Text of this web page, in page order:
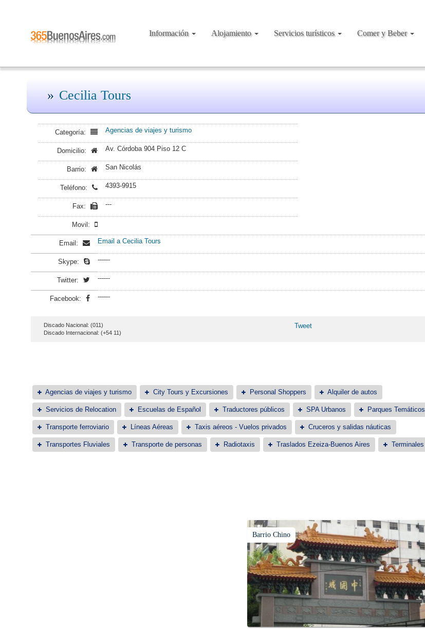
Información Alojamiento Servicios turísticos Comer y Beber
Cecilia Tours
Categoría: Agencias de viajes y turismo
Domicilio: Av. Córdoba 904 Piso 12 C
Barrio: San Nicolás
Teléfono: 4393-9915
Fax: ---
Movil:
Email: Email a Cecilia Tours
Skype: ------
Twitter: ------
Facebook: ------
Discado Nacional: (011)
Discado Internacional: (+54 11)
Tweet
Agencias de viajes y turismo City Tours y Excursiones Personal Shoppers Alquiler de autos
Servicios de Relocation Escuelas de Español Traductores públicos SPA Urbanos Parques Temáticos
Transporte ferroviario Líneas Aéreas Taxis aéreos - Vuelos privados Cruceros y salidas náuticas
Transportes Fluviales Transporte de personas Radiotaxis Traslados Ezeiza-Buenos Aires Terminales
Barrio Chino